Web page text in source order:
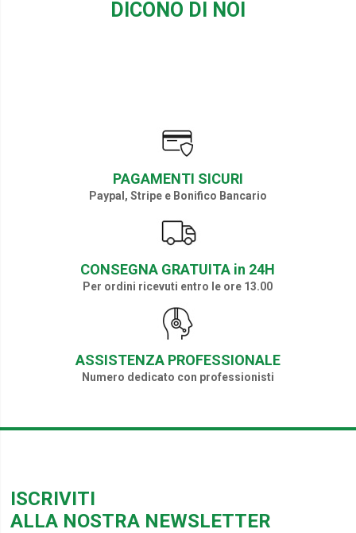
DICONO DI NOI
PAGAMENTI SICURI
Paypal, Stripe e Bonifico Bancario
CONSEGNA GRATUITA in 24H
Per ordini ricevuti entro le ore 13.00
ASSISTENZA PROFESSIONALE
Numero dedicato con professionisti
ISCRIVITI
ALLA NOSTRA NEWSLETTER